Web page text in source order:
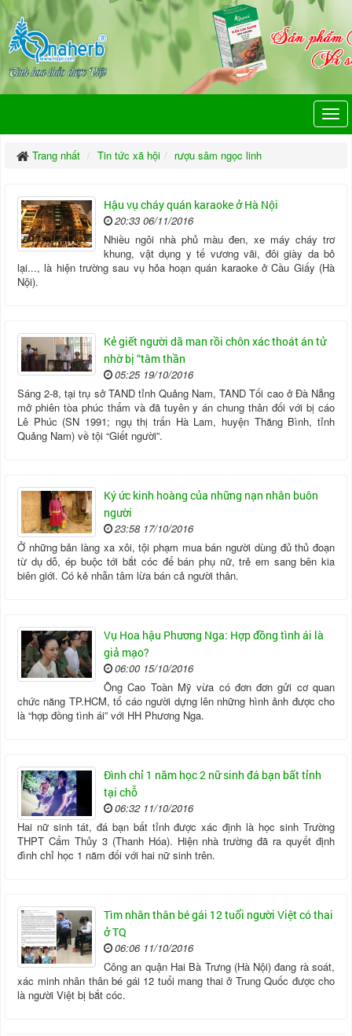
Trang nhất Tin tức xã hội rượu sâm ngọc linh
Hậu vụ cháy quán karaoke ở Hà Nội
20:33 06/11/2016
Nhiều ngôi nhà phủ màu đen, xe máy cháy trơ
khung, vật dụng y tế vương vãi, đôi giày da bỏ
lại..., là hiện trường sau vụ hỏa hoạn quán karaoke ở Cầu Giấy (Hà
Nội).
Kẻ giết người dã man rồi chôn xác thoát án tử
nhờ bị “tâm thần
05:25 19/10/2016
Sáng 2-8, tại trụ sở TAND tỉnh Quảng Nam, TAND Tối cao ở Đà Nẵng
mở phiên tòa phúc thẩm và đã tuyên y án chung thân đối với bị cáo
Lê Phúc (SN 1991; ngụ thị trấn Hà Lam, huyện Thăng Bình, tỉnh
Quảng Nam) về tội “Giết người”.
Ký ức kinh hoàng của những nạn nhân buôn
người
23:58 17/10/2016
Ở những bản làng xa xôi, tội phạm mua bán người dùng đủ thủ đoạn
từ dụ dỗ, ép buộc tới bắt cóc để bán phụ nữ, trẻ em sang bên kia
biên giới. Có kẻ nhẫn tâm lừa bán cả người thân.
Vụ Hoa hậu Phương Nga: Hợp đồng tình ái là
giả mạo?
06:00 15/10/2016
Ông Cao Toàn Mỹ vừa có đơn đơn gửi cơ quan
chức năng TP.HCM, tố cáo người dựng lên những hình ảnh được cho
là “hợp đồng tình ái” với HH Phương Nga.
Đình chỉ 1 năm học 2 nữ sinh đá bạn bất tỉnh
tại chỗ
06:32 11/10/2016
Hai nữ sinh tát, đá bạn bất tỉnh được xác định là học sinh Trường
THPT Cẩm Thủy 3 (Thanh Hóa). Hiện nhà trường đã ra quyết định
đình chỉ học 1 năm đối với hai nữ sinh trên.
Tìm nhân thân bé gái 12 tuổi người Việt có thai
ở TQ
06:06 11/10/2016
Công an quận Hai Bà Trưng (Hà Nội) đang rà soát,
xác minh nhân thân bé gái 12 tuổi mang thai ở Trung Quốc được cho
là người Việt bị bắt cóc.